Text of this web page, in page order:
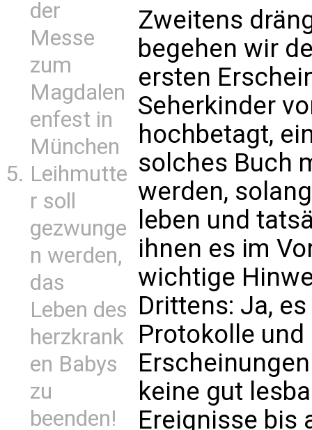
der
Messe
zum
Magdalen
enfest in
München
Leihmutte
r soll
gezwunge
n werden,
das
Leben des
herzkrank
en Babys
zu
beenden!
Zweitens
begehen wir
ersten
Seherkinder
hochbetagt,
solches Buch
werden,
leben und
ihnen es im
wichtige
Drittens: Ja,
Protokolle
keine gut
Ereignisse bis